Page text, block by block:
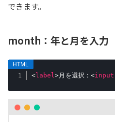
できます。
month：年と月を入力
<label>月を選択： <input